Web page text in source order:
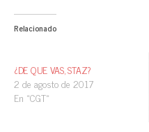
Relacionado
¿DE QUE VAS, STAZ?
2 de agosto de 2017
En «CGT»